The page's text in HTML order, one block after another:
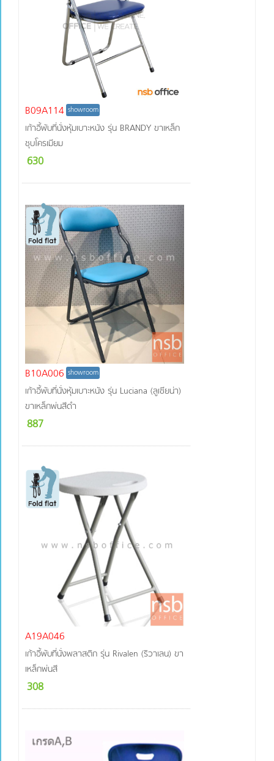
B09A114 showroom
เก้าอี้พับที่นั่งหุ้มเบาะหนัง รุ่น BRANDY ขาเหล็ก
ชุบโครเมียม
630
B10A006 showroom
เก้าอี้พับที่นั่งหุ้มเบาะหนัง รุ่น Luciana (ลูเซียน่า)
ขาเหล็กพ่นสีดำ
887
A19A046
เก้าอี้พับที่นั่งพลาสติก รุ่น Rivalen (ริวาเลน) ขา
เหล็กพ่นสี
308